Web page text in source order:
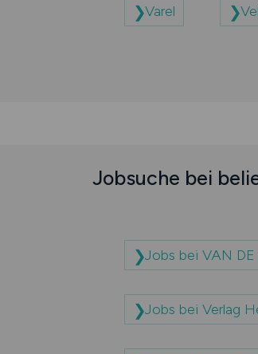
Varel
Jobsuche bei
Jobs bei VAN
Jobs bei Verlag